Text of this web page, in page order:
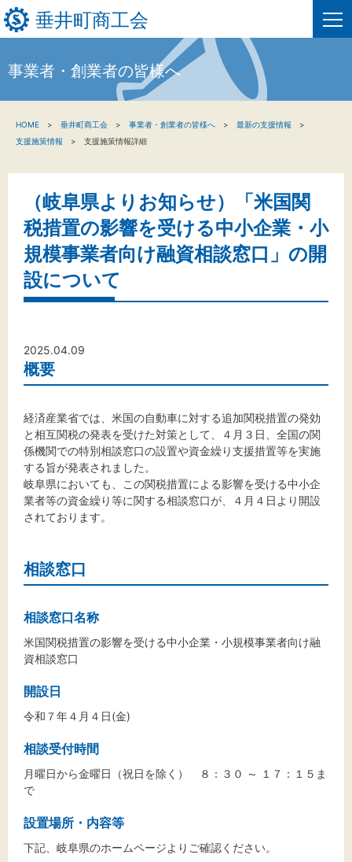
垂井町商工会
新着情報
関係機関の方へ
垂井町商工会について
垂井町商工会情報について
文字サイズ
標準 拡大
背景色
事業者・創業者の皆様へ
HOME 垂井町商工会 事業者・創業者の皆様へ
最新の支援情報
支援施策情報
支援施策情報詳細
（岐阜県よりお知らせ）「米国関
税措置の影響を受ける中小企業・小
規模事業者向け融資相談窓口」の開
設について
2025.04.09
概要
経済産業省では、米国の自動車に対する追加関税措置の発効
と相互関税の発表を受けた対策として、４月３日、全国の関
係機関での特別相談窓口の設置や資金繰り支援措置等を実施
する旨が発表されました。
岐阜県においても、この関税措置による影響を受ける中小企
業者等の資金繰り等に関する相談窓口が、４月４日より開設
されております。
相談窓口
相談窓口名称
米国関税措置の影響を受ける中小企業・小規模事業者向け融
資相談窓口
開設日
令和７年４月４日(金)
相談受付時間
月曜日から金曜日（祝日を除く） ８：３０ ～ １７：１５ま
で
設置場所・内容等
下記、岐阜県のホームページよりご確認ください。